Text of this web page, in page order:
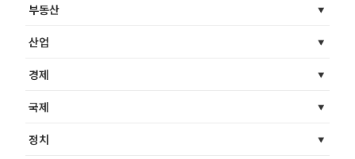
부동산
산업
경제
국제
정치